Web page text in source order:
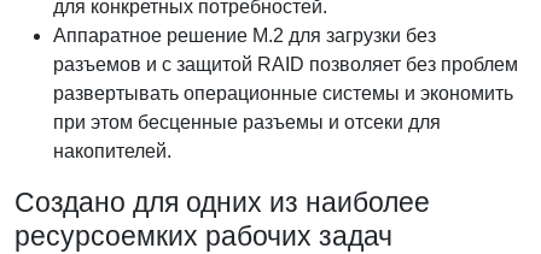
для конкретных потребностей.
Аппаратное решение M.2 для загрузки без
разъемов и с защитой RAID позволяет без проблем
развертывать операционные системы и экономить
при этом бесценные разъемы и отсеки для
накопителей.
Создано для одних из наиболее
ресурсоемких рабочих задач